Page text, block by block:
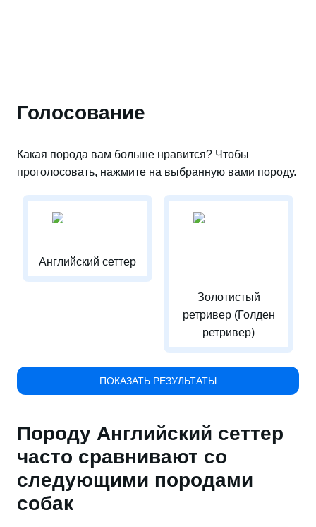
Голосование
Какая порода вам больше нравится? Чтобы
проголосовать, нажмите на выбранную вами породу.
Английский сеттер
Золотистый
ретривер (Голден
ретривер)
ПОКАЗАТЬ РЕЗУЛЬТАТЫ
Породу Английский сеттер
часто сравнивают со
следующими породами
собак